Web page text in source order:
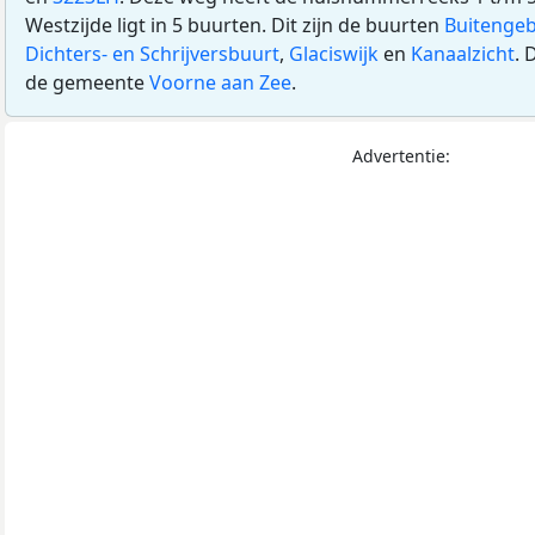
Westzijde ligt in 5 buurten. Dit zijn de buurten
Dichters- en Schrijversbuurt, Glaciswijk en Kanaalzicht.
de gemeenteVoorne aan Zee.
Advertentie: